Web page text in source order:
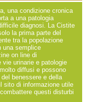
una condizione cronica
a una patologia
diagnosi. La Cistite
la prima parte del
tra la popolazione
una semplice
on line di
urinarie e patologie
diffusi e possono
benessere e della
sito di informazione utile
questi disturbi